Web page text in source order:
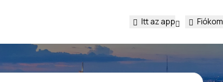
Itt az app Fiókom